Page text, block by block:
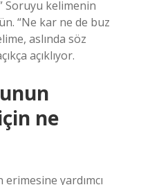
Soruyu kelimenin
“Ne kar ne de buz
aslında söz
açıklıyor.
ne
yardımcı